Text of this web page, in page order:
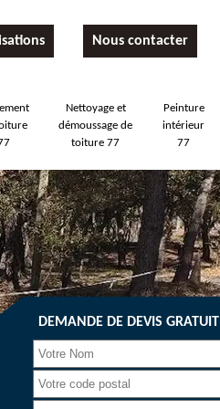
Nous contacter
Nettoyage et
démoussage de
toiture 77
Peinture
intérieur
77
DEMANDE DE DEVIS GRATUIT